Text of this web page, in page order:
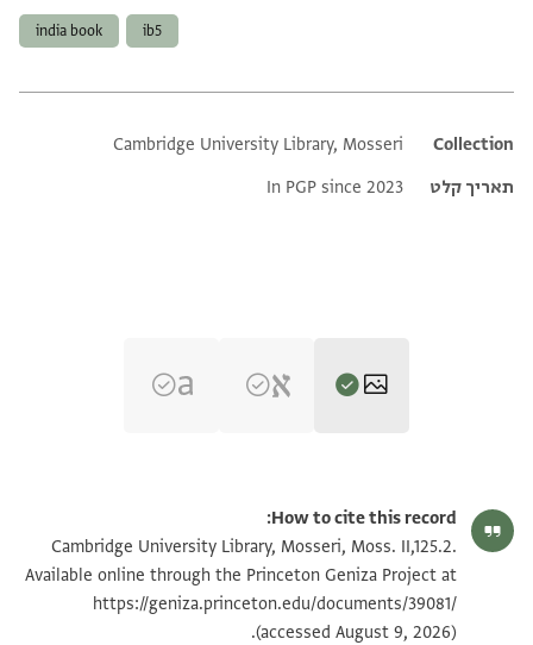
ib5
india book
Additional metadata
Collection
Cambridge University Library, Mosseri
תאריך קלט
In PGP since 2023
ראה :Moss. II,125.2
Moss. II,125.2 1v הגדל וסובב
תנאי היתר שימוש בתצלום
How to cite this record:
Cambridge University Library, Mosseri, Moss. II,125.2.
Available online through the Princeton Geniza Project at
https://geniza.princeton.edu/documents/39081/
(accessed August 9, 2026).